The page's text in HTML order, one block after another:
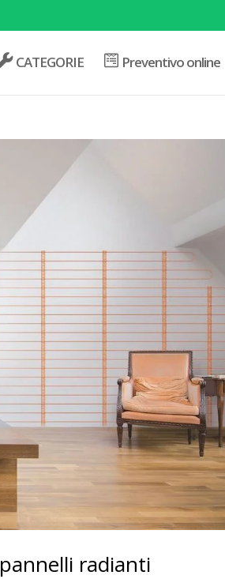
CATEGORIE Preventivo online
radianti